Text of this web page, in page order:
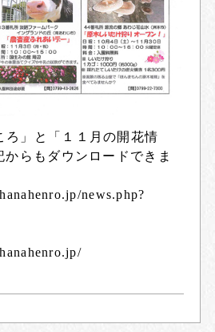
ろ」と「１１月の開花情
からもダウンロードできま
news.php?